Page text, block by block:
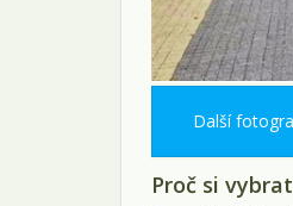
Další
Proč si